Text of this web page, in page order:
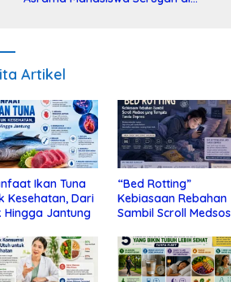
Artikel
Ikan Tuna
Kesehatan, Dari
Hingga Jantung
“Bed Rotting”
Kebiasaan Rebahan
Sambil Scroll Medsos
Depresi